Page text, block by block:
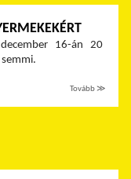
16-án 20
semmi.
Tovább ≫